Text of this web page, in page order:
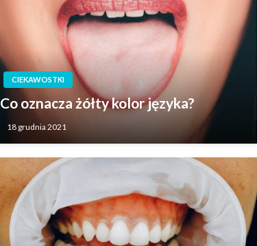
CIEKAWOSTKI
Co oznacza żółty kolor języka?
18 grudnia 2021